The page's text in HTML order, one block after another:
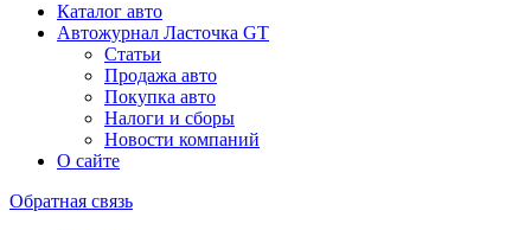
Каталог авто
Автожурнал Ласточка GT
Статьи
Продажа авто
Покупка авто
Налоги и сборы
Новости компаний
О сайте
Обратная связь